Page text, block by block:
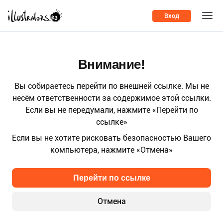
Вход
Внимание!
Вы собираетесь перейти по внешней ссылке. Мы не
несём ответственности за содержимое этой ссылки.
Если вы не передумали, нажмите «Перейти по
ссылке»
Если вы не хотите рисковать безопасностью Вашего
компьютера, нажмите «Отмена»
Отмена
Перейти по ссылке